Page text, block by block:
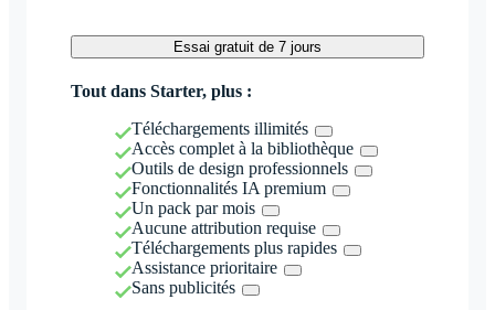
Essai gratuit de 7 jours
Tout dans Starter, plus :
Téléchargements illimités
Accès complet à la bibliothèque
Outils de design professionnels
Fonctionnalités IA premium
Un pack par mois
Aucune attribution requise
Téléchargements plus rapides
Assistance prioritaire
Sans publicités